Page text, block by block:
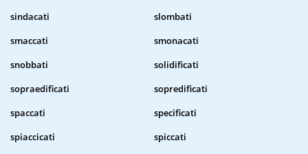
sindacati
slombati
smaccati
smonacati
snobbati
solidificati
sopraedificati
sopredificati
spaccati
specificati
spiaccicati
spiccati